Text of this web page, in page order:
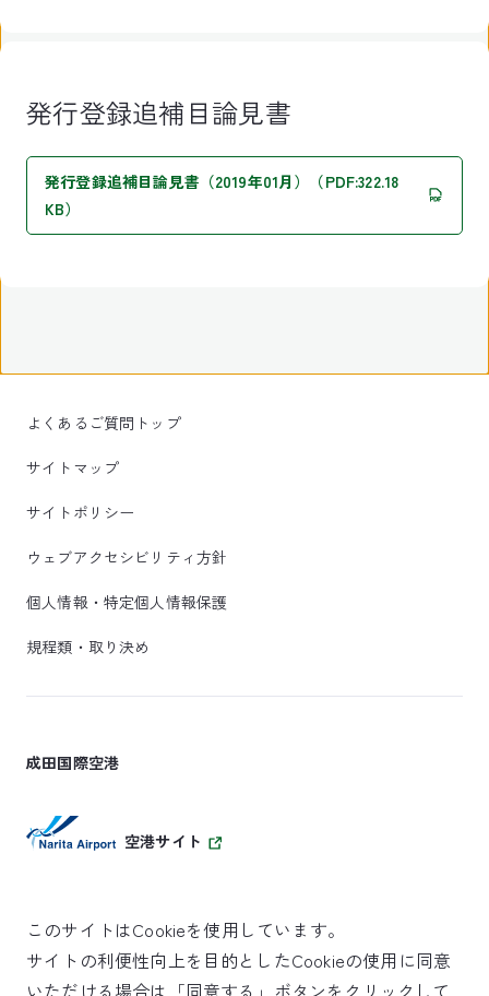
発行登録追補目論見書
発行登録追補目論見書（2019年01月）（PDF:322.18
KB）
よくあるご質問トップ
サイトマップ
サイトポリシー
ウェブアクセシビリティ方針
個人情報・特定個人情報保護
規程類・取り決め
成田国際空港
空港サイト
SKYTRAX
このサイトはCookieを使用しています。
サイトの利便性向上を目的としたCookieの使用に同意
いただける場合は「同意する」ボタンをクリックして